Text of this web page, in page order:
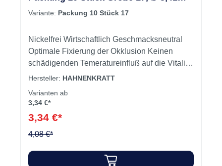
mm
Variante: Packung 10 Stück 17
Nickelfrei Wirtschaftlich Geschmacksneutral
Optimale Fixierung der Okklusion Keinen
schädigenden Temeratureinfluß auf die Vitalität
des Pulpagewebes Achten Sie bei Ihrer
Hersteller-/Lieferantennummer.
Deutschland374X..S = Skandinavische
Größe374X..Z = Exportgröße Zoll Inhalt
Hersteller: HAHNENKRATT
Varianten ab
3,34 €*
3,34 €*
4,08 €*